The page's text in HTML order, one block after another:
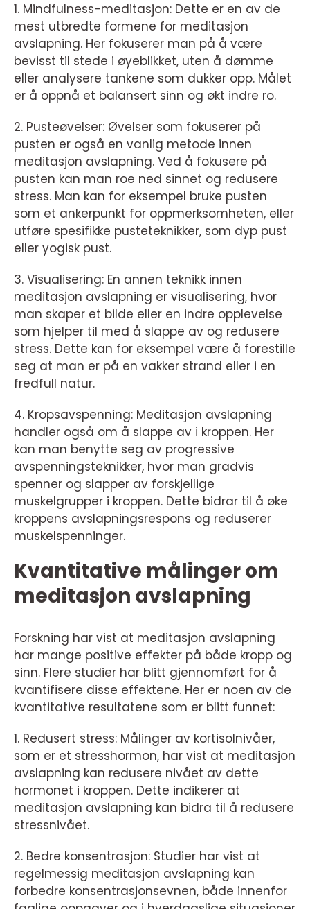
1. Mindfulness-meditasjon: Dette er en av de
mest utbredte formene for meditasjon
avslapning. Her fokuserer man på å være
bevisst til stede i øyeblikket, uten å dømme
eller analysere tankene som dukker opp. Målet
er å oppnå et balansert sinn og økt indre ro.
2. Pusteøvelser: Øvelser som fokuserer på
pusten er også en vanlig metode innen
meditasjon avslapning. Ved å fokusere på
pusten kan man roe ned sinnet og redusere
stress. Man kan for eksempel bruke pusten
som et ankerpunkt for oppmerksomheten, eller
utføre spesifikke pusteteknikker, som dyp pust
eller yogisk pust.
3. Visualisering: En annen teknikk innen
meditasjon avslapning er visualisering, hvor
man skaper et bilde eller en indre opplevelse
som hjelper til med å slappe av og redusere
stress. Dette kan for eksempel være å forestille
seg at man er på en vakker strand eller i en
fredfull natur.
4. Kropsavspenning: Meditasjon avslapning
handler også om å slappe av i kroppen. Her
kan man benytte seg av progressive
avspenningsteknikker, hvor man gradvis
spenner og slapper av forskjellige
muskelgrupper i kroppen. Dette bidrar til å øke
kroppens avslapningsrespons og reduserer
muskelspenninger.
Kvantitative målinger om
meditasjon avslapning
Forskning har vist at meditasjon avslapning
har mange positive effekter på både kropp og
sinn. Flere studier har blitt gjennomført for å
kvantifisere disse effektene. Her er noen av de
kvantitative resultatene som er blitt funnet:
1. Redusert stress: Målinger av kortisolnivåer,
som er et stresshormon, har vist at meditasjon
avslapning kan redusere nivået av dette
hormonet i kroppen. Dette indikerer at
meditasjon avslapning kan bidra til å redusere
stressnivået.
2. Bedre konsentrasjon: Studier har vist at
regelmessig meditasjon avslapning kan
forbedre konsentrasjonsevnen, både innenfor